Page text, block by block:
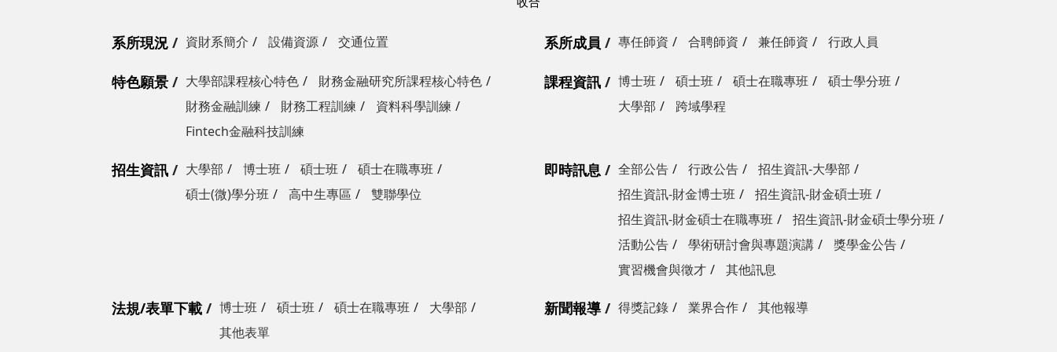
系所現況 資財系簡介 設備資源 交通位置 系所成員 專任師資 合聘師資 兼任師資 行政人員
特色願景 大學部課程核心特色
財務金融研究所課程核心特色
財務金融訓練
財務工程訓練
資料科學訓練
Fintech金融科技訓練
課程資訊 博士班 碩士班 碩士在職專班
碩士學分班
大學部
跨域學程
招生資訊 大學部 博士班 碩士班
碩士在職專班
碩士(微)學分班
高中生專區 雙聯學位
即時訊息 全部公告 行政公告
招生資訊-大學部
招生資訊-財金博士班
招生資訊-財金碩士班
招生資訊-財金碩士在職專班
招生資訊-財金碩士學分班
活動公告
學術研討會與專題演講
獎學金公告
實習機會與徵才
其他訊息
法規/表單下載 博士班 碩士班 碩士在職專班
大學部
其他表單
新聞報導 得獎記錄 業界合作 其他報導